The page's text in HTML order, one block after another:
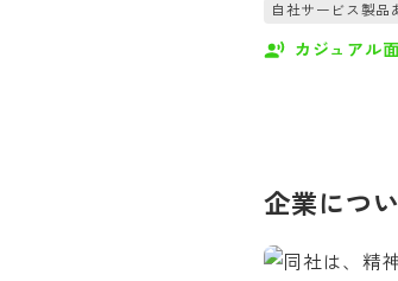
自社サービス製品
カジュアル
企業につ